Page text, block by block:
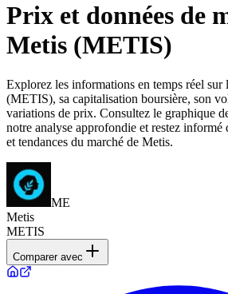
Prix et données de
Metis (METIS)
Explorez les informations en temps réel
(METIS), sa capitalisation boursière, son
variations de prix. Consultez le graphique
notre analyse approfondie et restez informé
et tendances du marché de Metis.
ME
Metis
METIS
Comparer avec